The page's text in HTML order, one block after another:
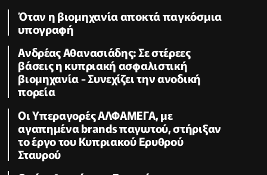
Όταν η βιομηχανία αποκτά παγκόσμια
υπογραφή
Ανδρέας Αθανασιάδης: Σε στέρεες
βάσεις η κυπριακή ασφαλιστική
βιομηχανία - Συνεχίζει την ανοδική
πορεία
Οι Υπεραγορές ΑΛΦΑΜΕΓΑ, με
αγαπημένα brands παγωτού, στήριξαν
το έργο του Κυπριακού Ερυθρού
Σταυρού